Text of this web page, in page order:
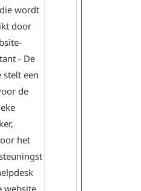
wordt
door
- De
stelt een
de
het
website